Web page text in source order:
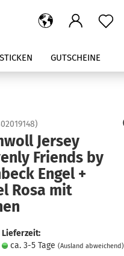
STICKEN GUTSCHEINE
)
Jersey
Friends by
Engel +
Rosa mit
Lieferzeit:
ca. 3-5 Tage (Ausland abweichend)